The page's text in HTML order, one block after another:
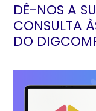
DÊ-NOS A
CONSULTA
DO